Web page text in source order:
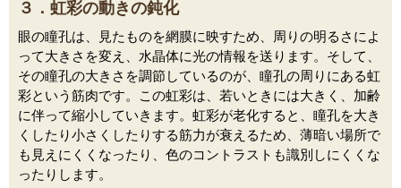
３．虹彩の動きの鈍化
眼の瞳孔は、見たものを網膜に映すため、周りの明るさによ
って大きさを変え、水晶体に光の情報を送ります。そして、
その瞳孔の大きさを調節しているのが、瞳孔の周りにある虹
彩という筋肉です。この虹彩は、若いときには大きく、加齢
に伴って縮小していきます。虹彩が老化すると、瞳孔を大き
くしたり小さくしたりする筋力が衰えるため、薄暗い場所で
も見えにくくなったり、色のコントラストも識別しにくくな
ったりします。